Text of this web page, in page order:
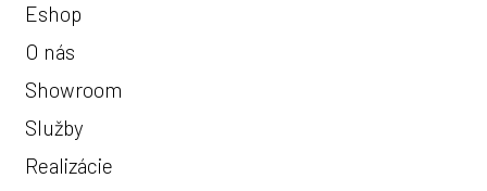
Eshop
O nás
Showroom
Služby
Realizácie